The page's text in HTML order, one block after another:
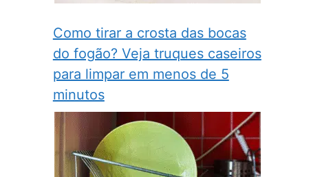
Como tirar a crosta das bocas
do fogão? Veja truques caseiros
para limpar em menos de 5
minutos